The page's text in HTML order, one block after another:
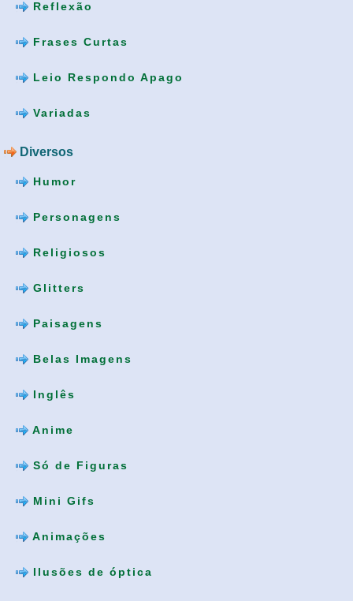
Reflexão
Frases Curtas
Leio Respondo Apago
Variadas
Diversos
Humor
Personagens
Religiosos
Glitters
Paisagens
Belas Imagens
Inglês
Anime
Só de Figuras
Mini Gifs
Animações
Ilusões de óptica